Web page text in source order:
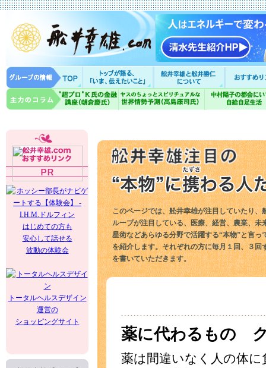
はじめての方も
安心して話せる
波動の体験会
トータルヘルスデザイン
運営の
ショッピングサイト
このページでは、舩井幸雄が注目していたり、
ループが注目している、医療、経営、農業、未
星術などあらゆる分野で活躍する“本物”と言っ
を紹介します。それぞれの方に毎月１回、３回
を書いていただきます。
薬に代わるもの
薬は間違いなく人の体